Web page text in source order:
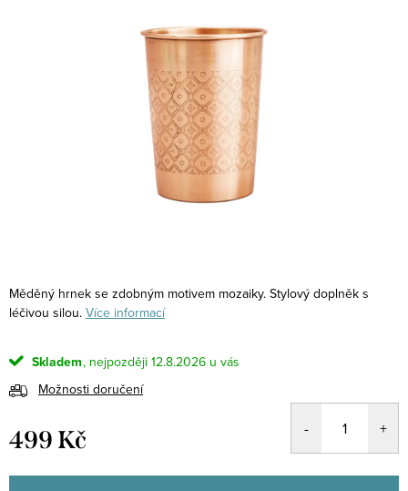
Měděný hrnek se zdobným motivem mozaiky. Stylový doplněk s
léčivou silou. Více informací
Skladem
12.8.2026
Možnosti doručení
499 Kč
cena: